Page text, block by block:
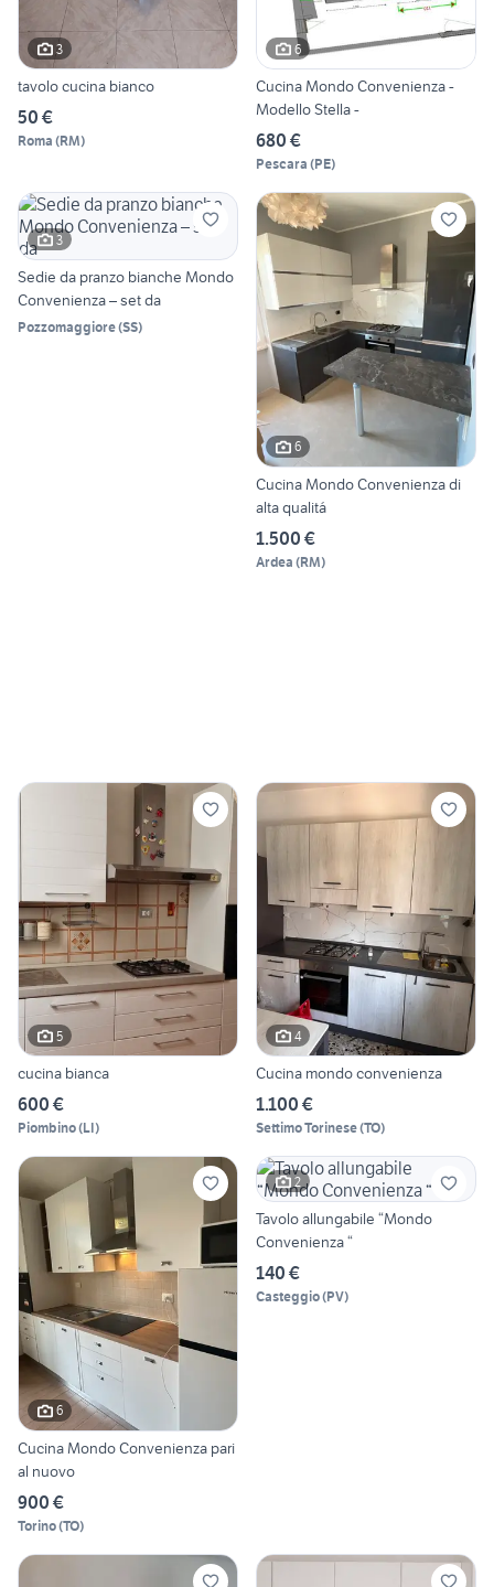
3
tavolo cucina bianco
50 €
Roma (RM)
6
Cucina Mondo Convenienza -
Modello Stella -
680 €
Pescara (PE)
3
Sedie da pranzo bianche Mondo
Convenienza – set da
Pozzomaggiore(SS)
6
Cucina Mondo Convenienza di
alta qualitá
1.500 €
Ardea (RM)
5
cucina bianca
600 €
Piombino(LI)
4
Cucina mondo convenienza
1.100 €
Settimo Torinese(TO)
6
Cucina Mondo Convenienza pari
al nuovo
900 €
Torino(TO)
2
Tavolo allungabile “Mondo
Convenienza “
140 €
Casteggio(PV)